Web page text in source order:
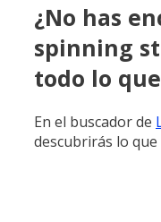
¿No has
spinning
todo lo
En el buscador de
descubrirás lo que